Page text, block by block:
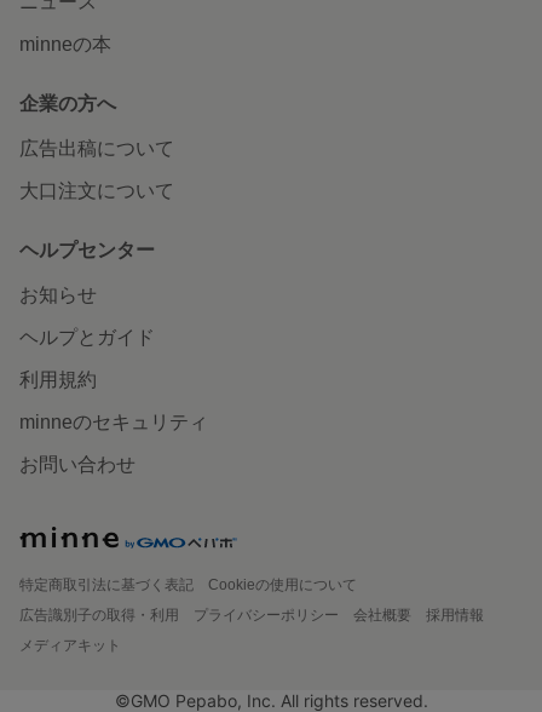
minneの本
企業の方へ
広告出稿について
大口注文について
ヘルプセンター
お知らせ
ヘルプとガイド
利用規約
minneのセキュリティ
お問い合わせ
特定商取引法に基づく表記
Cookieの使用について
広告識別子の取得・利用
プライバシーポリシー 会社概要
採用情報
メディアキット
©GMO Pepabo, Inc. All rights reserved.